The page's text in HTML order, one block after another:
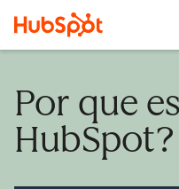
Por que
HubSpot?